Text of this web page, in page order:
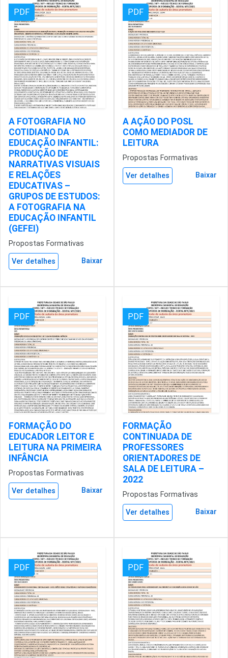
PDF
A FOTOGRAFIA NO
COTIDIANO DA
EDUCAÇÃO INFANTIL:
PRODUÇÃO DE
NARRATIVAS VISUAIS
E RELAÇÕES
EDUCATIVAS –
GRUPOS DE ESTUDOS:
A FOTOGRAFIA NA
EDUCAÇÃO INFANTIL
(GEFEI)
Propostas Formativas
Ver detalhes Baixar
PDF
A AÇÃO DO POSL
COMO MEDIADOR DE
LEITURA
Propostas Formativas
Ver detalhes Baixar
PDF
FORMAÇÃO DO
EDUCADOR LEITOR E
LEITURA NA PRIMEIRA
INFÂNCIA
Propostas Formativas
Ver detalhes Baixar
PDF
FORMAÇÃO
CONTINUADA DE
PROFESSORES
ORIENTADORES DE
SALA DE LEITURA –
2022
Propostas Formativas
Ver detalhes Baixar
PDF PDF